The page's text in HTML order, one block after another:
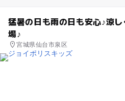
猛暑の日も雨の日も安心♪涼
場♪
宮城県仙台市泉区